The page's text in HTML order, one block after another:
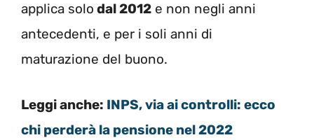
applica solo dal 2012 e non negli anni
antecedenti, e per i soli anni di
maturazione del buono.
Leggi anche: INPS, via ai controlli: ecco
chi perderà la pensione nel 2022